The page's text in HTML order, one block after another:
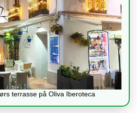
terrasse på Oliva Iberoteca